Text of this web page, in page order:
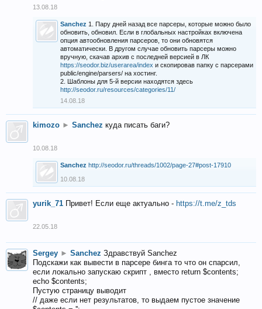
13.08.18
Sanchez 1. Пару дней назад все парсеры, которые можно было
обновить, обновил. Если в глобальных настройках включена
опция автообновления парсеров, то они обновятся
автоматически. В другом случае обновить парсеры можно
вручную, скачав архив с последней версией в ЛК
https://seodor.biz/userarea/index и скопировав папку с парсерами
public/engine/parsers/ на хостинг.
2. Шаблоны для 5-й версии находятся здесь
http://seodor.ru/resources/categories/11/
14.08.18
kimozo ► Sanchez куда писать баги?
10.08.18
Sanchez http://seodor.ru/threads/1002/page-27#post-17910
10.08.18
yurik_71 Привет! Если еще актуально - https://t.me/z_tds
22.05.18
Sergey ► Sanchez Здравствуй Sanchez
Подскажи как вывести в парсере бинга то что он спарсил,
если локально запускаю скрипт , вместо return $contents;
echo $contents;
Пустую страницу выводит
// даже если нет результатов, то выдаем пустое значение